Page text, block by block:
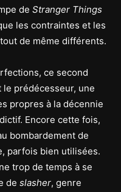
de Stranger Things
les contraintes et les
de même différents.
ce second
prédécesseur, une
propres à la décennie
Encore cette fois,
bombardement de
parfois bien utilisées.
trop de temps à se
de slasher, genre